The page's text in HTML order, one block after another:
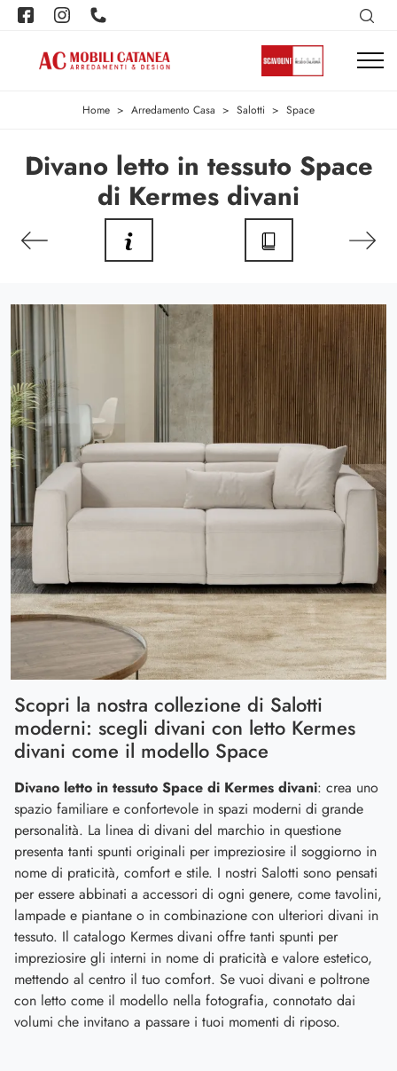
Home > Arredamento Casa > Salotti > Space
Divano letto in tessuto Space
di Kermes divani
Scopri la nostra collezione di Salotti
moderni: scegli divani con letto Kermes
divani come il modello Space
Divano letto in tessuto Space di Kermes divani: crea uno
spazio familiare e confortevole in spazi moderni di grande
personalità. La linea di divani del marchio in questione
presenta tanti spunti originali per impreziosire il soggiorno in
nome di praticità, comfort e stile. I nostri Salotti sono pensati
per essere abbinati a accessori di ogni genere, come tavolini,
lampade e piantane o in combinazione con ulteriori divani in
tessuto. Il catalogo Kermes divani offre tanti spunti per
impreziosire gli interni in nome di praticità e valore estetico,
mettendo al centro il tuo comfort. Se vuoi divani e poltrone
con letto come il modello nella fotografia, connotato dai
volumi che invitano a passare i tuoi momenti di riposo.